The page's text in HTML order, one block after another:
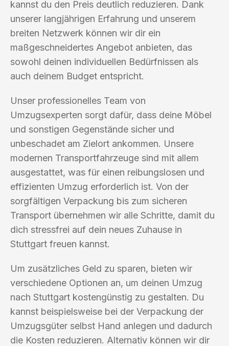
kannst du den Preis deutlich reduzieren. Dank
unserer langjährigen Erfahrung und unserem
breiten Netzwerk können wir dir ein
maßgeschneidertes Angebot anbieten, das
sowohl deinen individuellen Bedürfnissen als
auch deinem Budget entspricht.
Unser professionelles Team von
Umzugsexperten sorgt dafür, dass deine Möbel
und sonstigen Gegenstände sicher und
unbeschadet am Zielort ankommen. Unsere
modernen Transportfahrzeuge sind mit allem
ausgestattet, was für einen reibungslosen und
effizienten Umzug erforderlich ist. Von der
sorgfältigen Verpackung bis zum sicheren
Transport übernehmen wir alle Schritte, damit du
dich stressfrei auf dein neues Zuhause in
Stuttgart freuen kannst.
Um zusätzliches Geld zu sparen, bieten wir
verschiedene Optionen an, um deinen Umzug
nach Stuttgart kostengünstig zu gestalten. Du
kannst beispielsweise bei der Verpackung der
Umzugsgüter selbst Hand anlegen und dadurch
die Kosten reduzieren. Alternativ können wir dir